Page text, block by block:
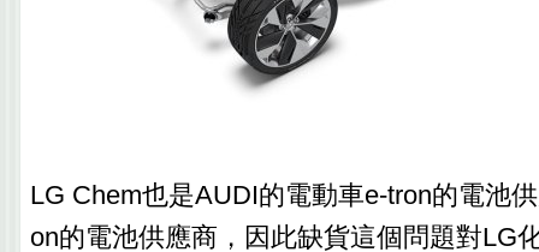
‎‎LG Chem也是AUDI的電動車e-tron的電池
on的電池供應商，因此缺貨這個問題對LG